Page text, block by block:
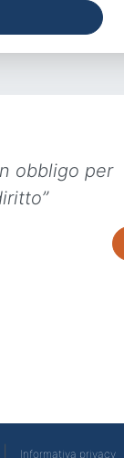
obbligo per
Informativa privacy